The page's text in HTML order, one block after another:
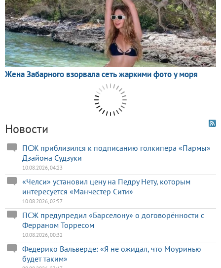
Новости
ПСЖ приблизился к подписанию голкипера «Пармы»
Дзайона Судзуки
10.08.2026, 04:23
«Челси» установил цену на Педру Нету, которым
интересуется «Манчестер Сити»
10.08.2026, 02:57
ПСЖ предупредил «Барселону» о договорённости с
Ферраном Торресом
10.08.2026, 00:32
Федерико Вальверде: «Я не ожидал, что Моуринью
будет таким»